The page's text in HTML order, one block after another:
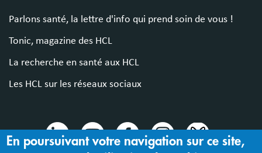
Parlons santé, la lettre d'info qui prend soin de vous !
Tonic, magazine des HCL
La recherche en santé aux HCL
Les HCL sur les réseaux sociaux
En poursuivant votre navigation sur ce site,